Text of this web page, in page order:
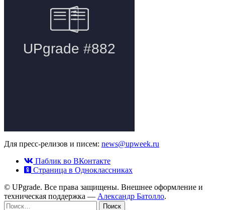
Для пресс-релизов и писем: news@upweek.ru
Паблик во ВКонтакте
Страница в Одноклассниках
© UPgrade. Все права защищены. Внешнее оформление и
техническая поддержка — Александр Батолло.
Найти: